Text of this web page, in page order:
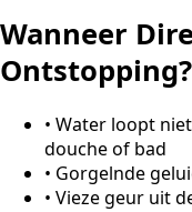
Wanneer
Ontstopping?
• Water loopt
douche of bad
• Gorgelnde
• Vieze geur uit